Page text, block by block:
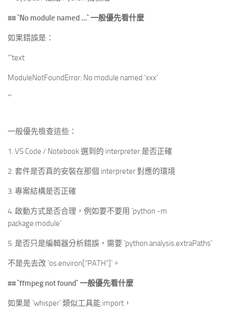
##`No module named …`一般優先看什麼
如果錯誤是：
“`text
ModuleNotFoundError: No module named ‘xxx’
“`
一般優先檢查這些：
1. VS Code / Notebook 選到的 interpreter 是否正確
2. 套件是否真的安裝在那個 interpreter 對應的環境
3. 專案結構是否正確
4. 啟動方式是否合理，例如要不要用 `python -m
package.module`
5. 是否只是編輯器分析錯誤，需要 `python.analysis.extraPaths`
不是先去改 `os.environ[“PATH”]`。
##`ffmpeg not found`一般優先看什麼
如果是 `whisper` 類似工具能 import，